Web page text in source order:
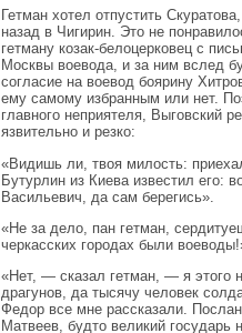
Гетман хотел отпустить
назад в Чигирин. Это не
гетману козак-белоцерковец с
Москвы воевода, и за ним вслед
согласие на воевод боярину
ему самому избранным или нет.
главного неприятеля, Выговский
язвительно и резко:
«Видишь ли, твоя милость:
Бутурлин из Киева известил его:
Васильевич, да сам берегись».
«Не за дело, пан гетман,
черкасских городах были
«Нет, — сказал гетман, — я этого
драгунов, да тысячу человек
Федор все мне рассказали.
Матвеев, будто великий